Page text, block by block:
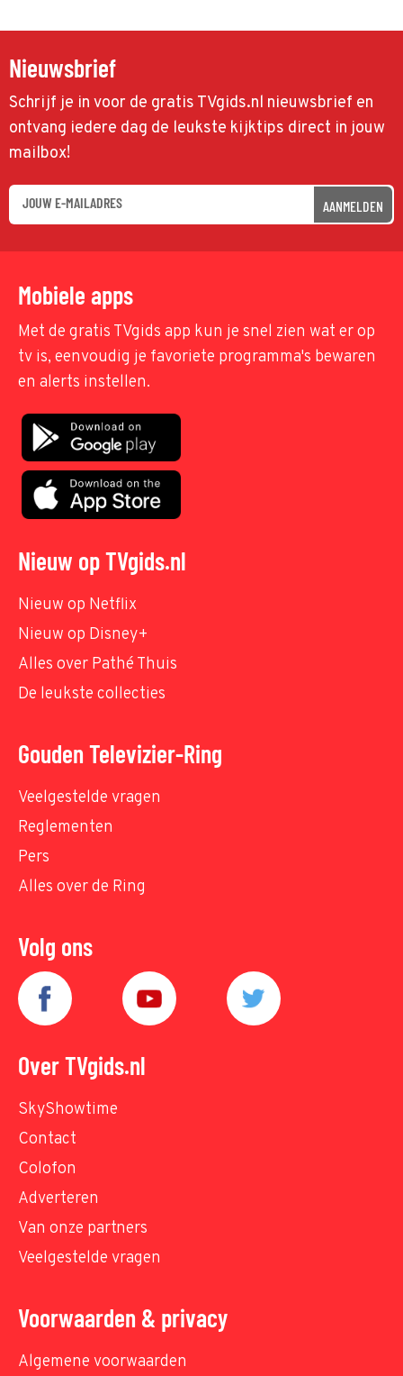
Nieuwsbrief
Schrijf je in voor de gratis TVgids.nl nieuwsbrief en
ontvang iedere dag de leukste kijktips direct in jouw
mailbox!
AANMELDEN
Mobiele apps
Met de gratis TVgids app kun je snel zien wat er op
tv is, eenvoudig je favoriete programma's bewaren
en alerts instellen.
Nieuw op TVgids.nl
Nieuw op Netflix
Nieuw op Disney+
Alles over Pathé Thuis
De leukste collecties
Gouden Televizier-Ring
Veelgestelde vragen
Reglementen
Pers
Alles over de Ring
Volg ons
Over TVgids.nl
SkyShowtime
Contact
Colofon
Adverteren
Van onze partners
Veelgestelde vragen
Voorwaarden & privacy
Algemene voorwaarden